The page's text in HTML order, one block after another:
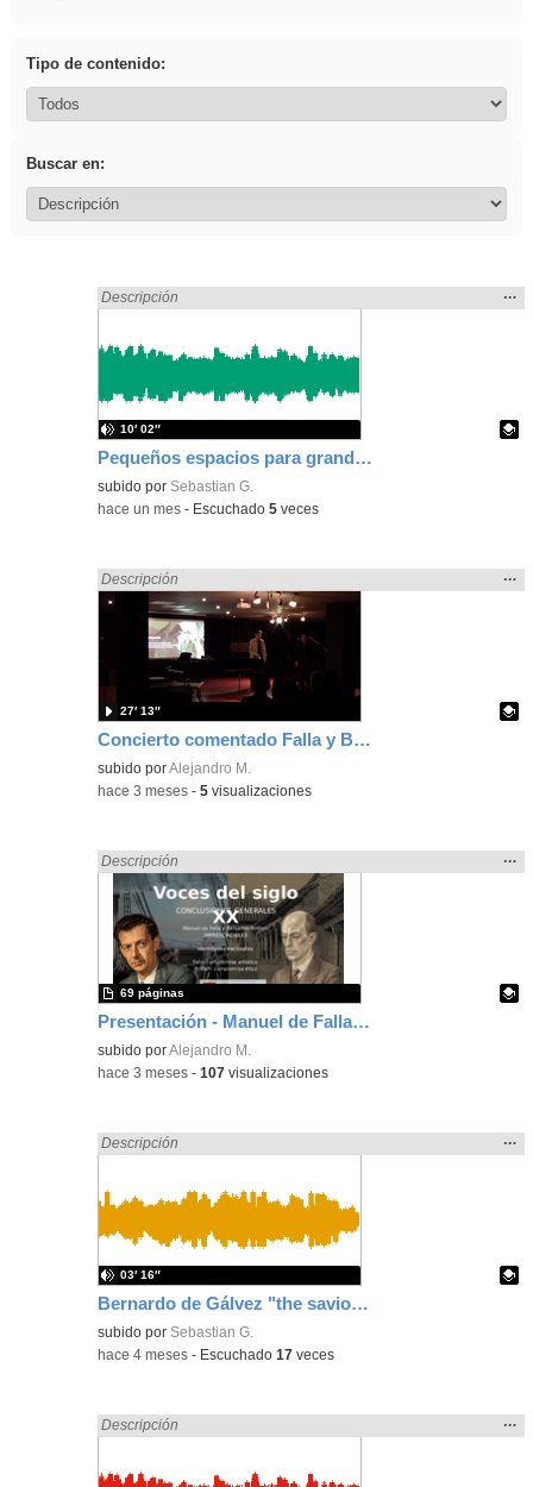
Tipo de contenido:
Buscar en:
Pequeños espacios para grandes ideas I
Encontrado «song» en:
Descripción
la
…
Contenido educativo.
subido por Sebastian G.
10′ 02″
-hace un mes - Escuchado5 veces
Concierto comentado Falla y Britten 2
Encontrado «song» en:
Descripción
la
…
Contenido educativo.
subido porAlejandro M.
27′ 13″
-hace 3 meses -5 visualizaciones
Presentación - Manuel de Falla y Benjamin Britten
Encontrado «song» en:
Descripción
la
…
Contenido educativo.
subido porAlejandro M.
69 páginas
-hace 3 meses -107 visualizaciones
Bernardo de Gálvez "the saviour"
Encontrado «song» en:
Descripción
la
…
Contenido educativo.
subido por Sebastian G.
03′ 16″
-hace 4 meses - Escuchado17 veces
Encontrado «song» en:
Descripción
la
…